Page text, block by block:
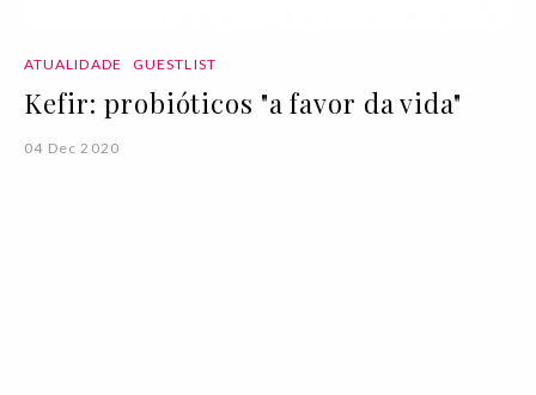
ATUALIDADE GUESTLIST
Kefir: probióticos "a favor da vida"
04 Dec 2020